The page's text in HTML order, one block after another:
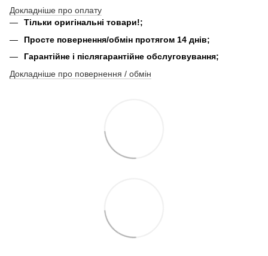
Докладніше про оплату
Тільки оригінальні товари!;
Просте повернення/обмін протягом 14 днів;
Гарантійне і післягарантійне обслуговування;
Докладніше про повернення / обмін